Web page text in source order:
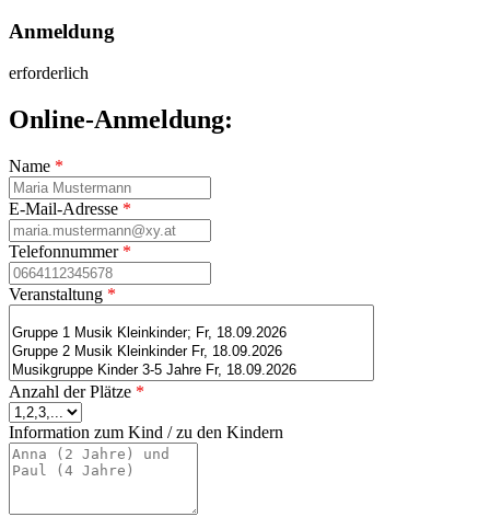
Anmeldung
erforderlich
Online-Anmeldung:
Name *
E-Mail-Adresse *
Telefonnummer *
Veranstaltung *
Anzahl der Plätze *
Information zum Kind / zu den Kindern